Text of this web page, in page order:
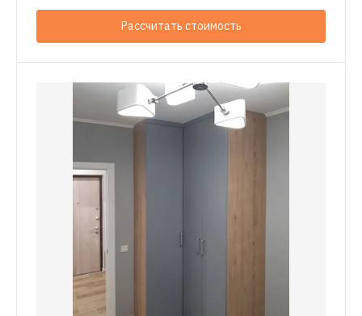
Рассчитать стоимость